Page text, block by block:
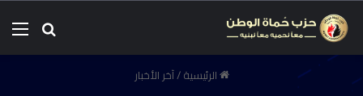
الرئيسية/آخر الأخبار